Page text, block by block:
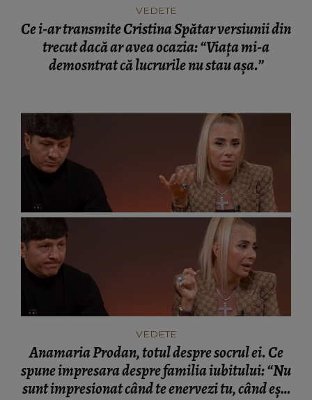
VEDETE
Ce i-ar transmite Cristina Spătar versiunii din
trecut dacă ar avea ocazia: “Viața mi-a
demosntrat că lucrurile nu stau așa.”
VEDETE
Anamaria Prodan, totul despre socrul ei. Ce
spune impresara despre familia iubitului: “Nu
sunt impresionat când te enervezi tu, când ești